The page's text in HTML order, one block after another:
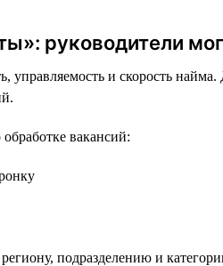
руководители
управляемость и скорость
вакансий:
подразделению и